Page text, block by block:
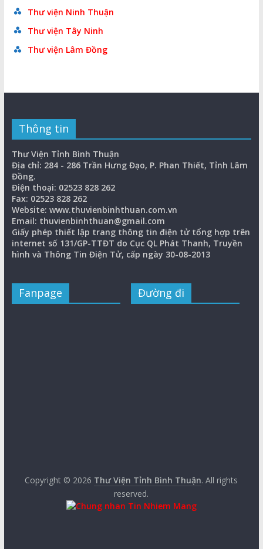
Thư viện Ninh Thuận
Thư viện Tây Ninh
Thư viện Lâm Đồng
Thông tin
Thư Viện Tỉnh Bình Thuận
Địa chỉ: 284 - 286 Trần Hưng Đạo, P. Phan Thiết, Tỉnh Lâm
Đồng.
Điện thoại: 02523 828 262
Fax: 02523 828 262
Website: www.thuvienbinhthuan.com.vn
Email: thuvienbinhthuan@gmail.com
Giấy phép thiết lập trang thông tin điện tử tổng hợp trên
internet số 131/GP-TTĐT do Cục QL Phát Thanh, Truyền
hình và Thông Tin Điện Tử, cấp ngày 30-08-2013
Fanpage Đường đi
Copyright © 2026 Thư Viện Tỉnh Bình Thuận. All rights
reserved.